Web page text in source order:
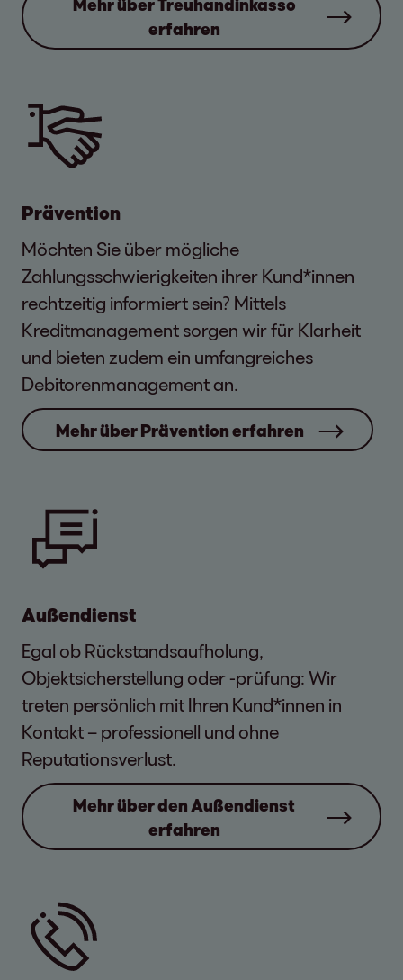
Mehr über Treuhandinkasso
erfahren
Prävention
Möchten Sie über mögliche
Zahlungsschwierigkeiten ihrer Kund*innen
rechtzeitig informiert sein? Mittels
Kreditmanagement sorgen wir für Klarheit
und bieten zudem ein umfangreiches
Debitorenmanagement an.
Mehr über Prävention erfahren
Außendienst
Egal ob Rückstandsaufholung,
Objektsicherstellung oder -prüfung: Wir
treten persönlich mit Ihren Kund*innen in
Kontakt – professionell und ohne
Reputationsverlust.
Mehr über den Außendienst
erfahren